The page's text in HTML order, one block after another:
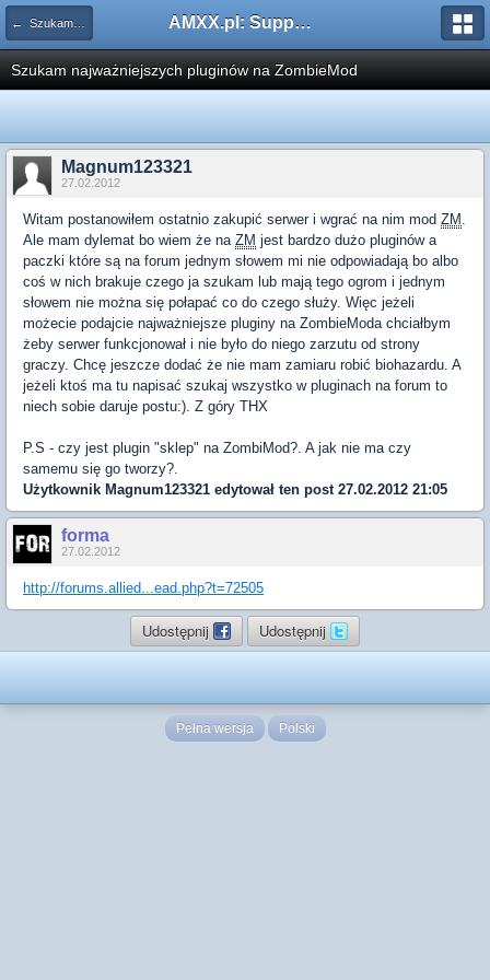
← Szukam pluginu AMXX.pl: Support AMX Mod X i SourceMod
Szukam najważniejszych pluginów na ZombieMod
Magnum123321
27.02.2012
Witam postanowiłem ostatnio zakupić serwer i wgrać na nim mod ZM .
Ale mam dylemat bo wiem że na ZM jest bardzo dużo pluginów a
paczki które są na forum jednym słowem mi nie odpowiadają bo albo
coś w nich brakuje czego ja szukam lub mają tego ogrom i jednym
słowem nie można się połapać co do czego służy. Więc jeżeli
możecie podajcie najważniejsze pluginy na ZombieModa chciałbym
żeby serwer funkcjonował i nie było do niego zarzutu od strony
graczy. Chcę jeszcze dodać że nie mam zamiaru robić biohazardu. A
jeżeli ktoś ma tu napisać szukaj wszystko w pluginach na forum to
niech sobie daruje postu:). Z góry THX
P.S - czy jest plugin "sklep" na ZombiMod?. A jak nie ma czy
samemu się go tworzy?.
Użytkownik Magnum123321 edytował ten post 27.02.2012 21:05
forma
27.02.2012
http://forums.allied...ead.php?t=72505
Udostępnij Udostępnij
Pełna wersja Polski